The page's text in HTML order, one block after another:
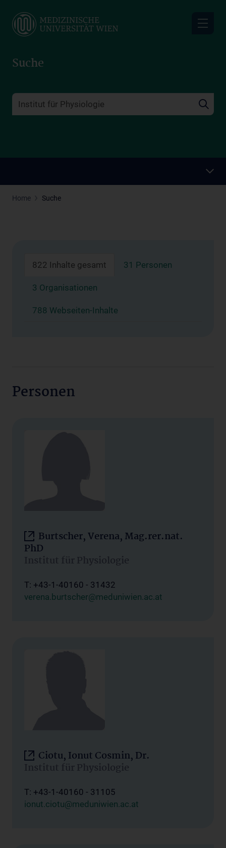
main
Suche
Home Suche
822 Inhalte gesamt 31 Personen
3 Organisationen
788 Webseiten-Inhalte
Personen
Burtscher, Verena, Mag.rer.nat.
PhD
Institut für Physiologie
T: +43-1-40160 - 31432
verena.burtscher@meduniwien.ac.at
Ciotu, Ionut Cosmin, Dr.
Institut für Physiologie
T: +43-1-40160 - 31105
ionut.ciotu@meduniwien.ac.at